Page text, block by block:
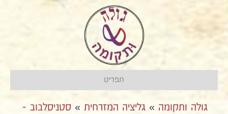
תפריט
גולה ותקומה » גליציה המזרחית » סטניסלבוב -